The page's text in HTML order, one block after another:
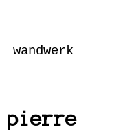
wandwerk
pierre